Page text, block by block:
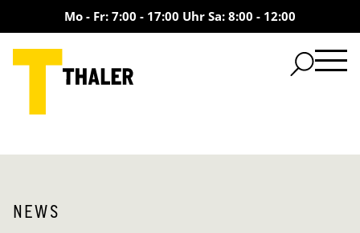
Mo - Fr: 7:00 - 17:00 Uhr Sa: 8:00 - 12:00
NEWS